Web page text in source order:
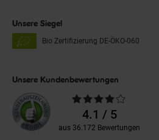
Unsere Siegel
Bio Zertifizierung DE-ÖKO-060
Unsere Kundenbewertungen
Durchschnittliche
Bewertungen4.1 / 5
aus 36.172 Bewertungen